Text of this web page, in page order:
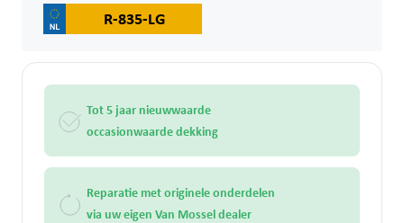
R-835-LG
Tot 5 jaar nieuwwaarde
occasionwaarde dekking
Reparatie met originele onderdelen
via uw eigen Van Mossel dealer